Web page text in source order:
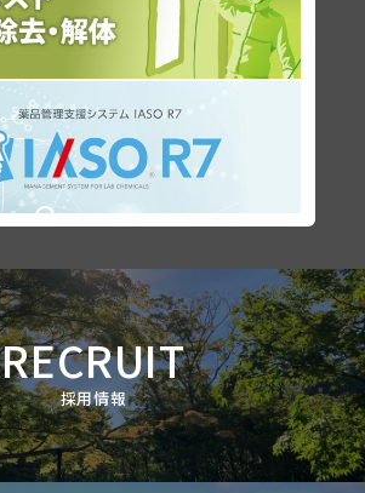
RECRUIT
採用情報